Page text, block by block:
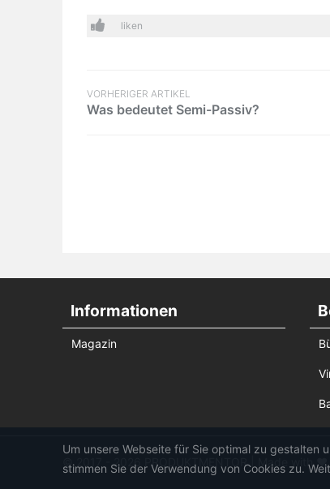
liken
VORHERIGER ARTIKEL
Was bedeutet Semi-Passiv?
Informationen
Magazin
© 2017 - 2026 PRODUKTMENTOR | Made with ♥
Um unsere Webseite für Sie optimal zu
stimmen Sie der Verwendung von Cookies zu.